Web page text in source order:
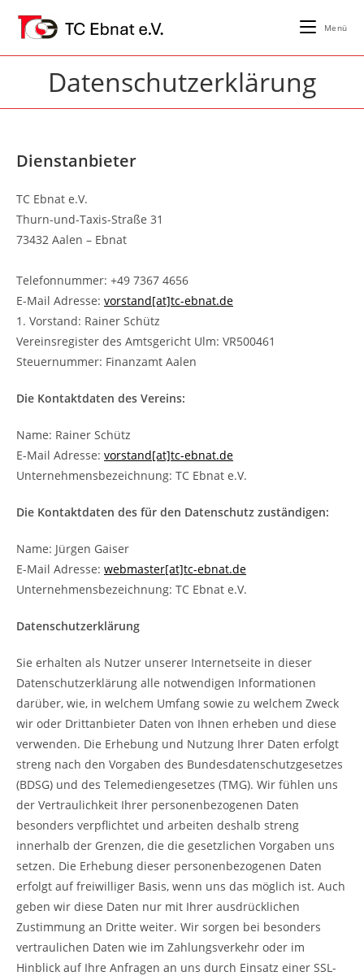
Inhalt
Menü
Datenschutzerklärung
Dienstanbieter
TC Ebnat e.V.
Thurn-und-Taxis-Straße 31
73432 Aalen – Ebnat
Telefonnummer: +49 7367 4656
E-Mail Adresse: vorstand[at]tc-ebnat.de
1. Vorstand: Rainer Schütz
Vereinsregister des Amtsgericht Ulm: VR500461
Steuernummer: Finanzamt Aalen
Die Kontaktdaten des Vereins:
Name: Rainer Schütz
E-Mail Adresse: vorstand[at]tc-ebnat.de
Unternehmensbezeichnung: TC Ebnat e.V.
Die Kontaktdaten des für den Datenschutz zuständigen:
Name: Jürgen Gaiser
E-Mail Adresse: webmaster[at]tc-ebnat.de
Unternehmensbezeichnung: TC Ebnat e.V.
Datenschutzerklärung
Sie erhalten als Nutzer unserer Internetseite in dieser
Datenschutzerklärung alle notwendigen Informationen
darüber, wie, in welchem Umfang sowie zu welchem Zweck
wir oder Drittanbieter Daten von Ihnen erheben und diese
verwenden. Die Erhebung und Nutzung Ihrer Daten erfolgt
streng nach den Vorgaben des Bundesdatenschutzgesetzes
(BDSG) und des Telemediengesetzes (TMG). Wir fühlen uns
der Vertraulichkeit Ihrer personenbezogenen Daten
besonders verpflichtet und arbeiten deshalb streng
innerhalb der Grenzen, die die gesetzlichen Vorgaben uns
setzen. Die Erhebung dieser personenbezogenen Daten
erfolgt auf freiwilliger Basis, wenn uns das möglich ist. Auch
geben wir diese Daten nur mit Ihrer ausdrücklichen
Zustimmung an Dritte weiter. Wir sorgen bei besonders
vertraulichen Daten wie im Zahlungsverkehr oder im
Hinblick auf Ihre Anfragen an uns durch Einsatz einer SSL-